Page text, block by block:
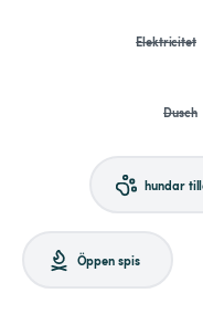
Elektricitet
Dusch
hundar
Öppen spis